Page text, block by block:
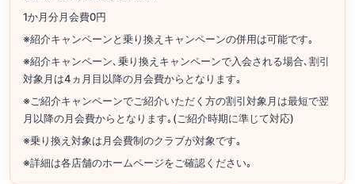
1か月分月会費0円
※紹介キャンペーンと乗り換えキャンペーンの併用は可能です｡
※紹介キャンペーン､乗り換えキャンペーンで入会される場合､割引
対象月は4ヵ月目以降の月会費からとなります｡
※ご紹介キャンペーンでご紹介いただく方の割引対象月は最短で翌
月以降の月会費からとなります｡(ご紹介時期に準じて対応)
※乗り換え対象は月会費制のクラブが対象です｡
※詳細は各店舗のホームページをご確認ください｡